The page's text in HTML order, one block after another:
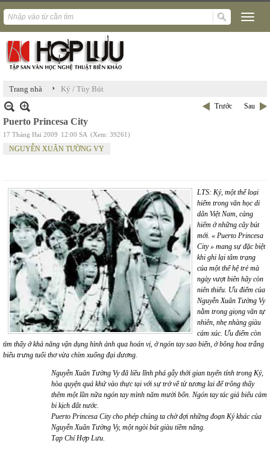
Trang nhà › Ký / Tùy Bút
Trước Sau
Puerto Princesa City
17 Tháng Hai 2009 12:00 SA (Xem: 39261)
NGUYỄN XUÂN TƯỜNG VY
LTS: Ký, một thể loại
hiếm trong văn học di
dân Việt Nam, càng
hiếm ở những cây bút
mới. « Puerto Princesa
City » mang sự đặc biệt
khi ghi lại tâm trạng
của một thế hệ trẻ mà
ngày vượt biên hãy còn
niên thiếu. Ưu điểm của
Nguyễn Xuân Tường Vy
nằm trong giọng văn tự
nhiên, nhẹ nhàng giàu
cảm xúc. Ưu điểm còn
tìm thấy ở khả năng vận dụng hình ảnh qua hoán vị, ở ngón tay sao biển, ở bông hoa trắng
biểu trưng tuổi thơ vừa chìm xuống đại dương.
Nguyễn Xuân Tường Vy đã liều lĩnh phá gẫy thời gian tuyến tính trong Ký,
hòa quyện quá khứ vào thực tại với sự trở về từ tương lai để trông thấy
thêm một lần nữa ngón tay mình năm mười bốn. Ngón tay tác giả biểu cảm
bi kịch đất nước.
Puerto Princesa City cho phép chúng ta chờ đợi những đoạn Ký khác của
Nguyễn Xuân Tường Vy, một ngòi bút giàu tiềm năng.
Tạp Chí Hợp Lưu.